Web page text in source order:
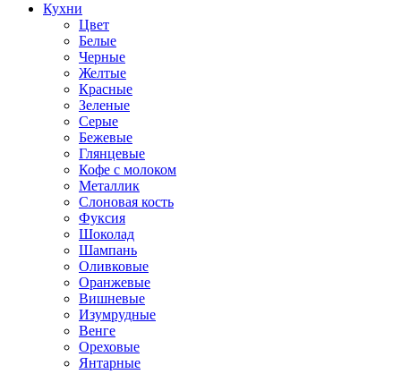
Кухни
Цвет
Белые
Черные
Желтые
Красные
Зеленые
Серые
Бежевые
Глянцевые
Кофе с молоком
Металлик
Слоновая кость
Фуксия
Шоколад
Шампань
Оливковые
Оранжевые
Вишневые
Изумрудные
Венге
Ореховые
Янтарные